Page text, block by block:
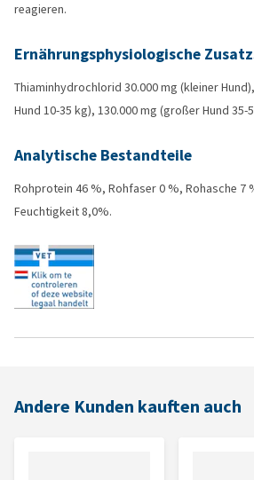
reagieren.
Ernährungsphysiologische
Thiaminhydrochlorid 30.000 mg (kleiner
Hund 10-35 kg), 130.000 mg (großer Hund 35-
Analytische Bestandteile
Rohprotein 46 %, Rohfaser 0 %, Rohasche 7
Feuchtigkeit 8,0%.
Andere Kunden kauften auch